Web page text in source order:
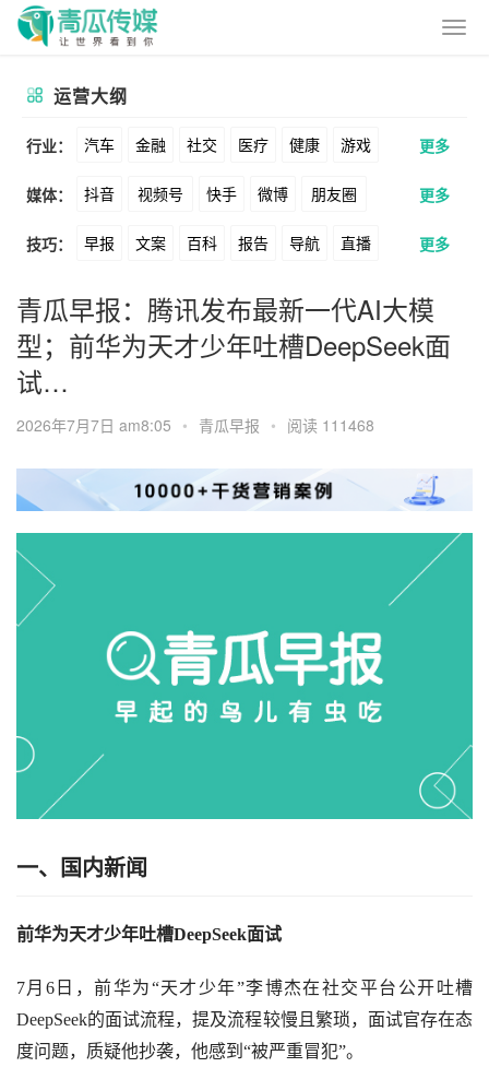
运营大纲
行业： 汽车 金融 社交 医疗 健康 游戏
动漫 美妆 美食 家装 教育 婚纱
酒旅 母婴 宠物 文娱 跨境 科技
广告 元宇宙 房地产
更多
媒体： 抖音 视频号 快手 微博 朋友圈
公众号 B站 小红书 头条 知乎
Soul 360 百度 搜狗 爱奇艺 美柚
美图 最右 神马 谷歌 Facebook
更多
技巧： 早报 文案 百科 报告 导航 直播
卖货 脚本 话术 电商 私域 社群
涨粉 广告 推广 方案 策划 案例
更多
青瓜早报：腾讯发布最新一代AI大模
型；前华为天才少年吐槽DeepSeek面
试…
2026年7月7日 am8:05 • 青瓜早报 • 阅读 111468
一、国内新闻
前华为天才少年吐槽DeepSeek面试
7月6日，前华为“天才少年”李博杰在社交平台公开吐槽
DeepSeek的面试流程，提及流程较慢且繁琐，面试官存在态
度问题，质疑他抄袭，他感到“被严重冒犯”。